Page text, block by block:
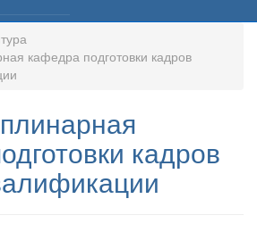
кафедра подготовки кадров
кадров